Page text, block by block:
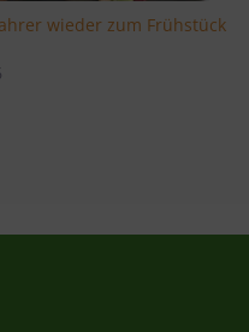
wieder zum Frühstück